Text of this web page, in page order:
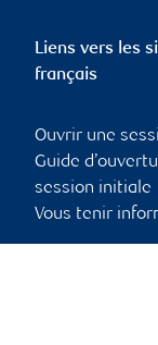
Liens vers les
français
Ouvrir une
Guide
session initiale
Vous tenir